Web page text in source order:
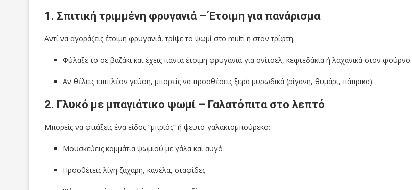
1. Σπιτική τριμμένη φρυγανιά – Έτοιμη για πανάρισμα
Αντί να αγοράζεις έτοιμη φρυγανιά, τρίψε το ψωμί στο multi ή στον τρίφτη.
Φύλαξέ το σε βαζάκι και έχεις πάντα έτοιμη φρυγανιά για σνίτσελ, κεφτεδάκια ή λαχανικά στον φούρνο.
Αν θέλεις επιπλέον γεύση, μπορείς να προσθέσεις ξερά μυρωδικά (ρίγανη, θυμάρι, πάπρικα).
2. Γλυκό με μπαγιάτικο ψωμί – Γαλατόπιτα στο λεπτό
Μπορείς να φτιάξεις ένα είδος “μπριός” ή ψευτο-γαλακτομπούρεκο:
Μουσκεύεις κομμάτια ψωμιού με γάλα και αυγό
Προσθέτεις λίγη ζάχαρη, κανέλα, σταφίδες